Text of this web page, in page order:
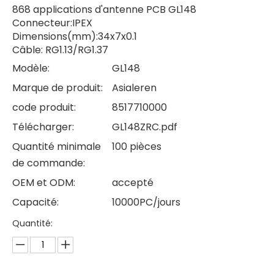
868 applications d'antenne PCB GL148
Connecteur:IPEX
Dimensions(mm):34x7x0.1
Câble: RG1.13/RG1.37
Modèle:
GL148
Marque de produit:
Asialeren
code produit:
8517710000
Télécharger:
GL148ZRC.pdf
Quantité minimale
de commande:
100 pièces
OEM et ODM:
accepté
Capacité:
10000PC/jours
Quantité: